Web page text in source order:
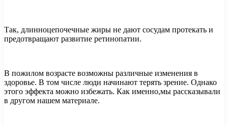
Так, длинноцепочечные жиры не дают сосудам протекать и
предотвращают развитие ретинопатии.
В пожилом возрасте возможны различные изменения в
здоровье. В том числе люди начинают терять зрение. Однако
этого эффекта можно избежать. Как именно,мы рассказывали
в другом нашем материале.